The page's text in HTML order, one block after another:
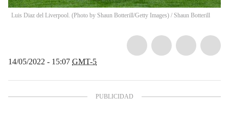
Luis Diaz del Liverpool. (Photo by Shaun Botterill/Getty Images) / Shaun Botterill
14/05/2022 - 15:07 GMT-5